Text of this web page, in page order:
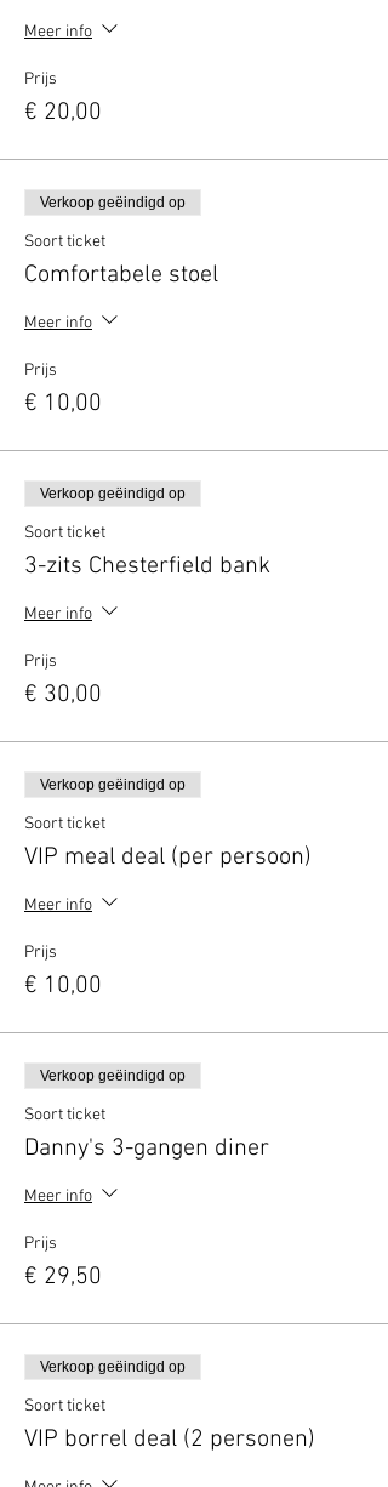
Meer info
Prijs
€ 20,00
Verkoop geëindigd op
Soort ticket
Comfortabele stoel
Meer info
Prijs
€ 10,00
Verkoop geëindigd op
Soort ticket
3-zits Chesterfield bank
Meer info
Prijs
€ 30,00
Verkoop geëindigd op
Soort ticket
VIP meal deal (per persoon)
Meer info
Prijs
€ 10,00
Verkoop geëindigd op
Soort ticket
Danny's 3-gangen diner
Meer info
Prijs
€ 29,50
Verkoop geëindigd op
Soort ticket
VIP borrel deal (2 personen)